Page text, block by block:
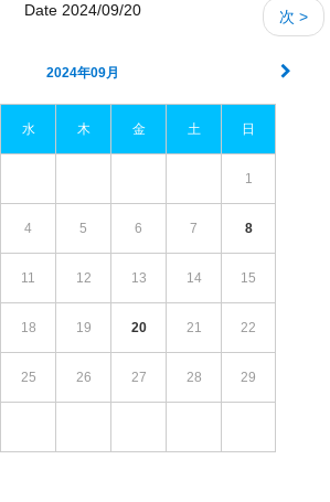
次 >
Date 2024/09/20
2024年09月
水 木 金 土 日
1
4 5 6 7 8
11 12 13 14 15
18 19 20 21 22
25 26 27 28 29